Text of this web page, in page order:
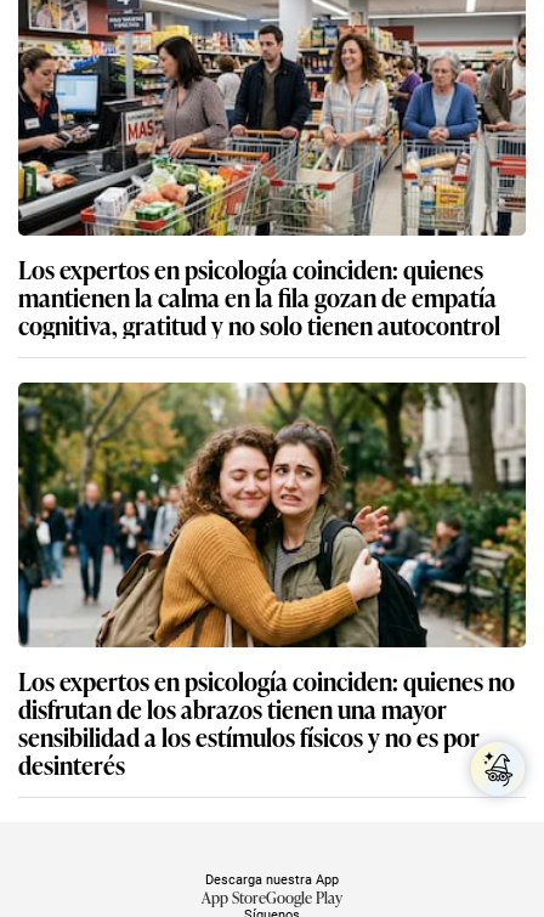
Los expertos en psicología coinciden: quienes
mantienen la calma en la fila gozan de empatía
cognitiva, gratitud y no solo tienen autocontrol
Los expertos en psicología coinciden: quienes no
disfrutan de los abrazos tienen una mayor
sensibilidad a los estímulos físicos y no es por
desinterés
Descarga nuestra App
App StoreGoogle Play